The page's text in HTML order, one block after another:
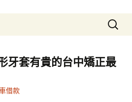
搜
尋
鍵
字:
牙套有貴的台中矯正最
借款